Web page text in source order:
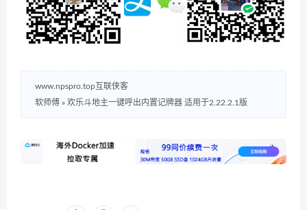
www.npspro.top互联侠客
软师傅 » 欢乐斗地主一键呼出内置记牌器 适用于2.22.2.1版